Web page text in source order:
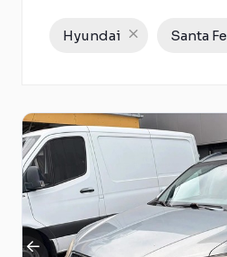
Hyundai Santa Fe